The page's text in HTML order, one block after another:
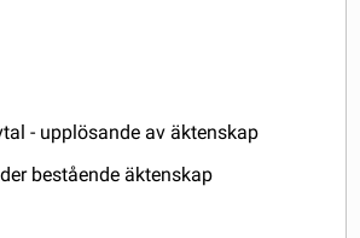
- upplösande av äktenskap
bestående äktenskap